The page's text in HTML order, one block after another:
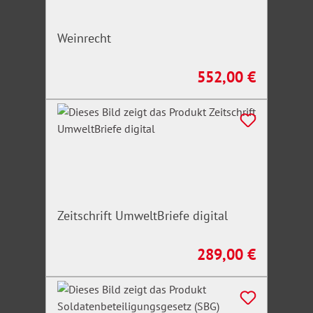
Weinrecht
Regulärer Preis:
552,00 €
Zeitschrift UmweltBriefe digital
Regulärer Preis:
289,00 €